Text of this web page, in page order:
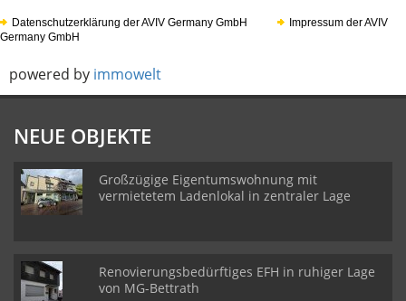
Datenschutzerklärung der AVIV Germany GmbH
Impressum der AVIV
Germany GmbH
powered by immowelt
NEUE OBJEKTE
Großzügige Eigentumswohnung mit
vermietetem Ladenlokal in zentraler Lage
Renovierungsbedürftiges EFH in ruhiger Lage
von MG-Bettrath